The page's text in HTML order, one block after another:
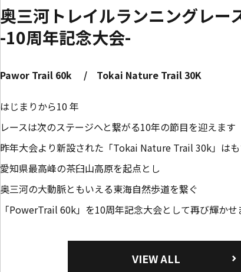
奥三河トレイルランニングレー
-10周年記念⼤会-
Pawor Trail 60k / Tokai Nature Trail 30K
はじまりから10 年
レースは次のステージへと繋がる10年の節⽬を迎えます
昨年⼤会より新設された「Tokai Nature Trail 30k」は
愛知県最⾼峰の茶⾅⼭⾼原を起点とし
奥三河の⼤動脈ともいえる東海⾃然歩道を繋ぐ
「PowerTrail 60k」を10周年記念⼤会として再び輝かせ
VIEW ALL